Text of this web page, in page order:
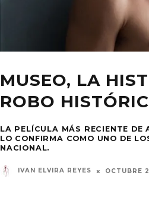
MUSEO, LA
ROBO
LA PELÍCULA MÁS RECIENTE DE
LO CONFIRMA COMO UNO DE
NACIONAL.
IVAN ELVIRA REYES OCTUBRE